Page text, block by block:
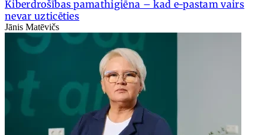
Kiberdrošības pamathigiēna – kad e-pastam vairs
nevar uzticēties
Jānis Matēvičs